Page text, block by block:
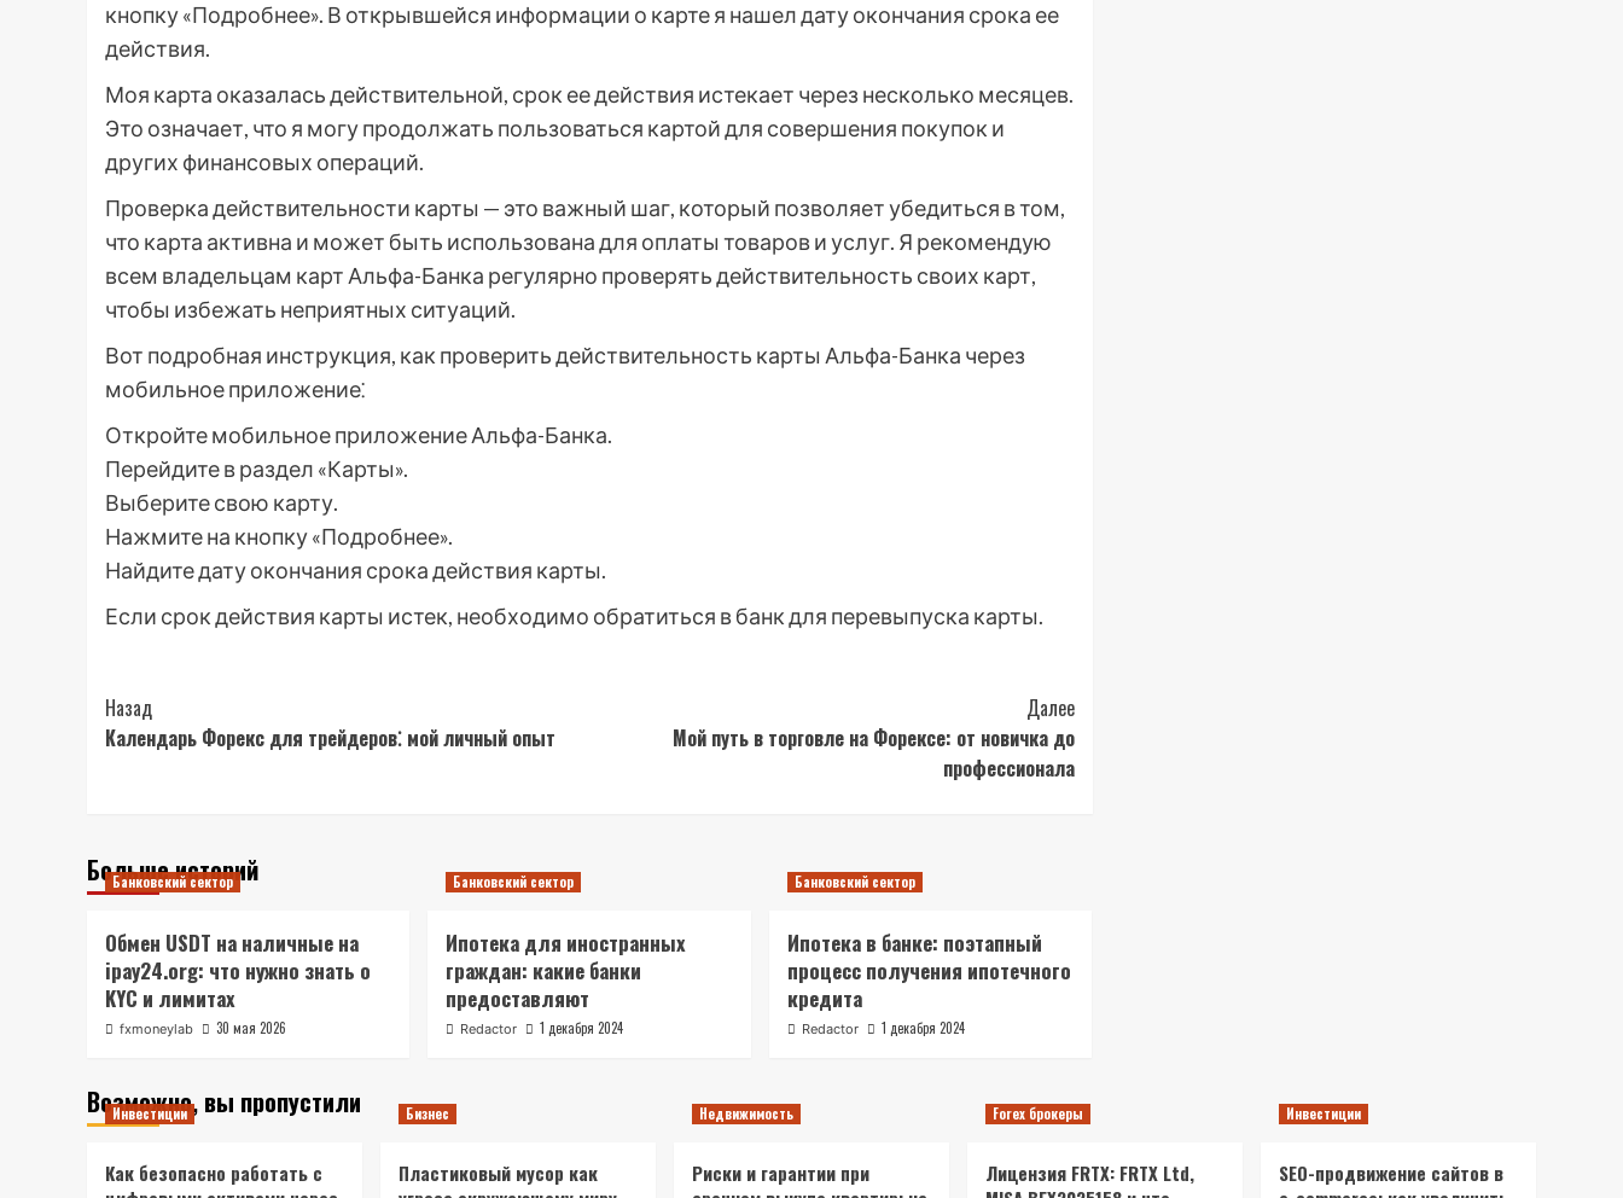
кнопку «Подробнее». В открывшейся информации о карте я нашел дату окончания срока ее
действия.
Моя карта оказалась действительной, срок ее действия истекает через несколько месяцев.
Это означает, что я могу продолжать пользоваться картой для совершения покупок и
других финансовых операций.
Проверка действительности карты — это важный шаг, который позволяет убедиться в том,
что карта активна и может быть использована для оплаты товаров и услуг. Я рекомендую
всем владельцам карт Альфа-Банка регулярно проверять действительность своих карт,
чтобы избежать неприятных ситуаций.
Вот подробная инструкция, как проверить действительность карты Альфа-Банка через
мобильное приложение⁚
Откройте мобильное приложение Альфа-Банка.
Перейдите в раздел «Карты».
Выберите свою карту.
Нажмите на кнопку «Подробнее».
Найдите дату окончания срока действия карты.
Если срок действия карты истек, необходимо обратиться в банк для перевыпуска карты.
Post
Navigation
Назад
Календарь Форекс для трейдеров⁚ мой личный опыт
Далее
Мой путь в торговле на Форексе: от новичка до
профессионала
Больше историй
Банковский сектор
Обмен USDT на наличные на
ipay24.org: что нужно знать о
KYC и лимитах
fxmoneylab 30 мая 2026
Банковский сектор
Ипотека для иностранных
граждан: какие банки
предоставляют
Redactor 1 декабря 2024
Банковский сектор
Ипотека в банке: поэтапный
процесс получения ипотечного
кредита
Redactor 1 декабря 2024
Возможно, вы пропустили
Инвестиции
Как безопасно работать с
Бизнес
Пластиковый мусор как
Недвижимость
Риски и гарантии при
Forex брокеры
Лицензия FRTX: FRTX Ltd,
Инвестиции
SEO-продвижение сайтов в